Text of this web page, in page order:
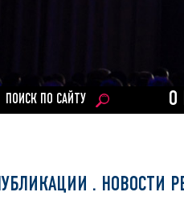
О
ПОИСК ПО САЙТУ
ПУБЛИКАЦИИ . НОВОСТИ